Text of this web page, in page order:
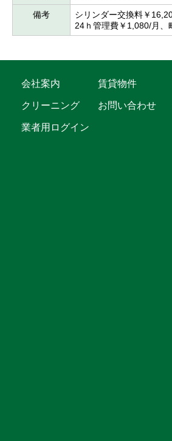
備考
シリンダー交換料￥
24ｈ管理費￥1,080/月、
会社案内 賃貸物件
クリーニング
お問い合わせ
業者用ログイン